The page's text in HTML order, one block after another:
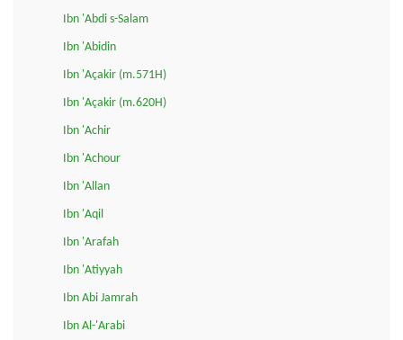
Ibn 'Abdi s-Salam
Ibn 'Abidin
Ibn 'Açakir (m.571H)
Ibn 'Açakir (m.620H)
Ibn 'Achir
Ibn 'Achour
Ibn 'Allan
Ibn 'Aqil
Ibn 'Arafah
Ibn 'Atiyyah
Ibn Abi Jamrah
Ibn Al-'Arabi